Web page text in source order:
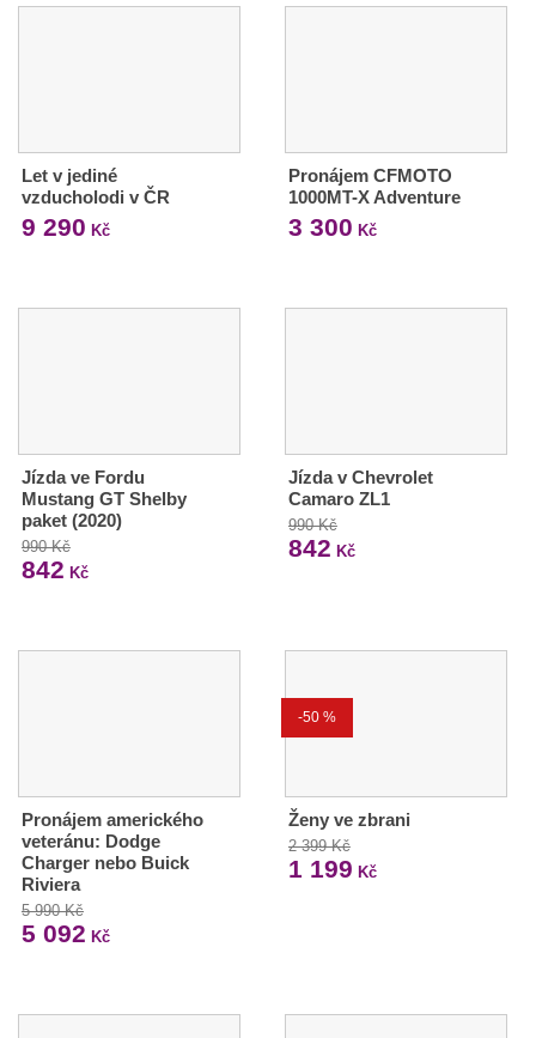
Let v jediné
vzducholodi v ČR
9 290 Kč
Pronájem CFMOTO
1000MT-X Adventure
3 300 Kč
Jízda ve Fordu
Mustang GT Shelby
paket (2020)
990 Kč
842 Kč
Jízda v Chevrolet
Camaro ZL1
990 Kč
842 Kč
Pronájem amerického
veteránu: Dodge
Charger nebo Buick
Riviera
5 990 Kč
5 092 Kč
-50 %
Ženy ve zbrani
2 399 Kč
1 199 Kč